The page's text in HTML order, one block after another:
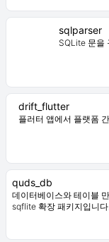
sqlparser
SQLite 문을
drift_flutter
플러터 앱에서 플랫폼
quds_db
데이터베이스와 테이블
sqflite 확장 패키지입니